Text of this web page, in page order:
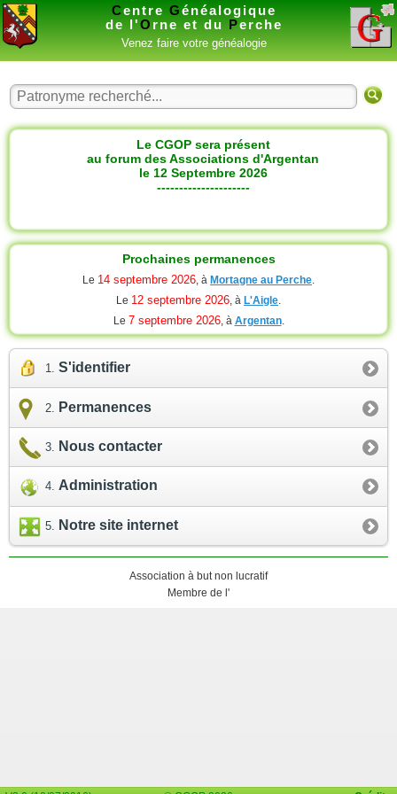
Centre Généalogique
de l'O rne et du Perche
Venez faire votre généalogie
Le CGOP sera présent
au forum des Associations d'Argentan
le 12 Septembre 2026
---------------------
Prochaines permanences
Le 14 septembre 2026, à Mortagne au Perche.
Le 12 septembre 2026, à L'Aigle.
Le 7 septembre 2026, à Argentan.
S'identifier
Permanences
Nous contacter
Administration
Notre site internet
Association à but non lucratif
Membre de l'